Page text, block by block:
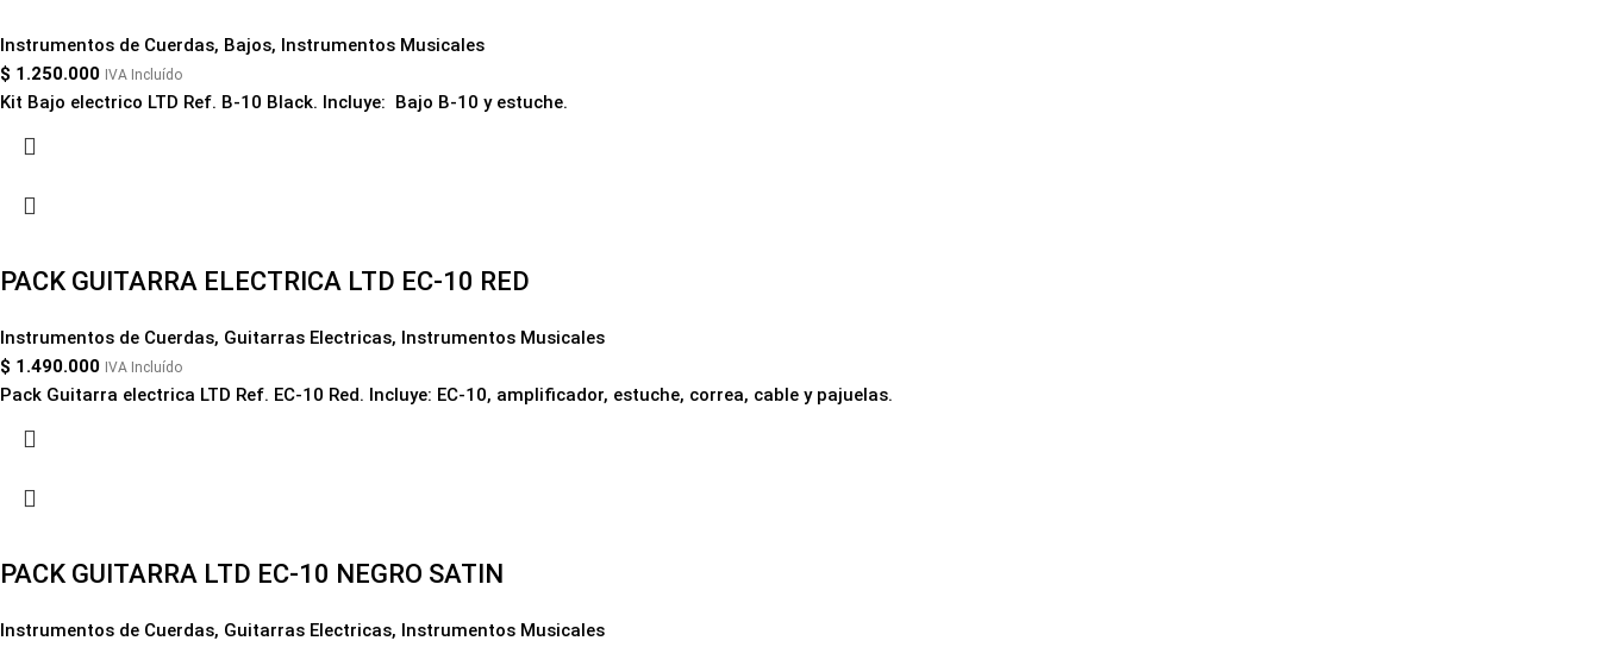
Instrumentos de Cuerdas, Bajos, Instrumentos Musicales
$ 1.250.000 IVA Incluído
Kit Bajo electrico LTD Ref. B-10 Black. Incluye: Bajo B-10 y estuche.
PACK GUITARRA ELECTRICA LTD EC-10 RED
Instrumentos de Cuerdas, Guitarras Electricas, Instrumentos Musicales
$ 1.490.000 IVA Incluído
Pack Guitarra electrica LTD Ref. EC-10 Red. Incluye: EC-10, amplificador, estuche, correa, cable y pajuelas.
PACK GUITARRA LTD EC-10 NEGRO SATIN
Instrumentos de Cuerdas, Guitarras Electricas, Instrumentos Musicales